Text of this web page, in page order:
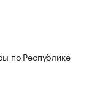
по Республике